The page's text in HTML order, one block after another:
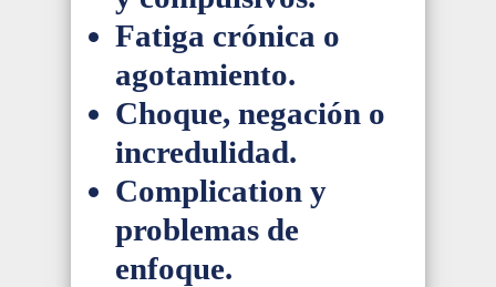
Fatiga crónica o
agotamiento.
Choque, negación o
incredulidad.
Complication y
problemas de
enfoque.